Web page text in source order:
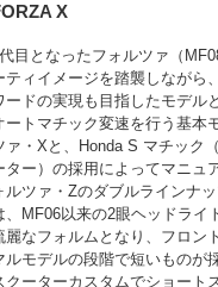
X
目となったフォルツァ（
ティイメージを踏襲しながら
ードの実現も目指したモデル
ートマチック変速を行う基本
ァ・Xと、Honda S マチック
ター）の採用によってマニュ
ルツァ・Zのダブルラインナ
、MF06以来の2眼ヘッドライ
麗なフォルムとなり、フロン
ルモデルの段階で短いものが
クーターカスタムでショート